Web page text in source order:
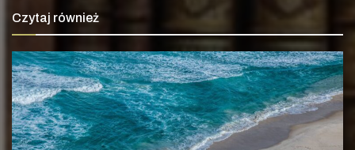
Czytaj również